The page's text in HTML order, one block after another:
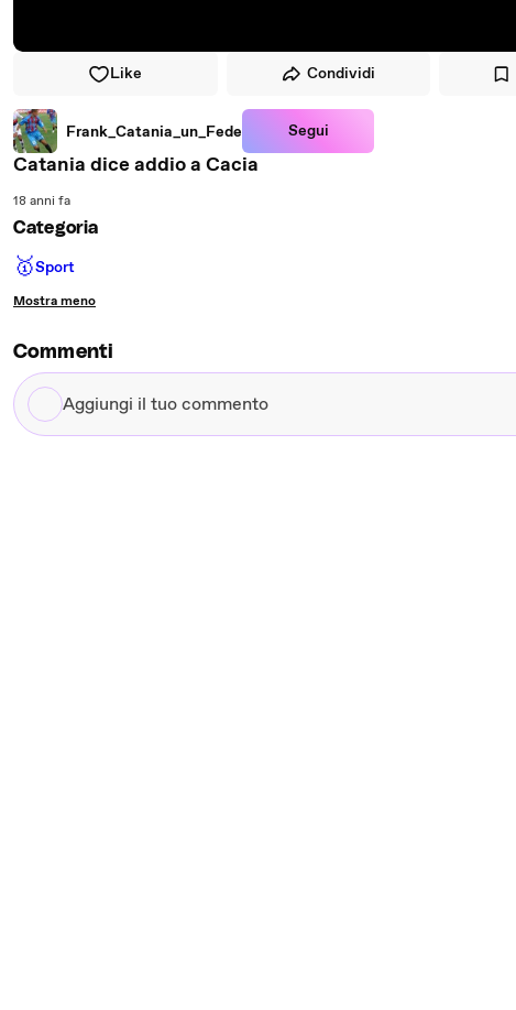
Like Condividi
Frank_Catania_un_Fede Segui
Catania dice addio a Cacia
18 anni fa
Categoria
🥇Sport
Mostra meno
Commenti
Aggiungi
il